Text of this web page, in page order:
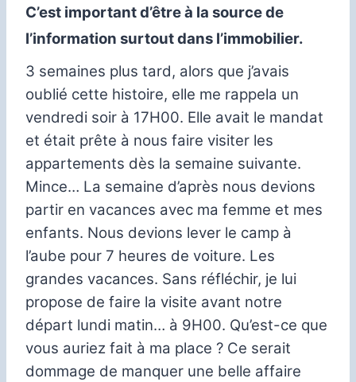
C’est important d’être à la source de
l’information surtout dans l’immobilier.
3 semaines plus tard, alors que j’avais
oublié cette histoire, elle me rappela un
vendredi soir à 17H00. Elle avait le mandat
et était prête à nous faire visiter les
appartements dès la semaine suivante.
Mince… La semaine d’après nous devions
partir en vacances avec ma femme et mes
enfants. Nous devions lever le camp à
l’aube pour 7 heures de voiture. Les
grandes vacances. Sans réfléchir, je lui
propose de faire la visite avant notre
départ lundi matin… à 9H00. Qu’est-ce que
vous auriez fait à ma place ? Ce serait
dommage de manquer une belle affaire